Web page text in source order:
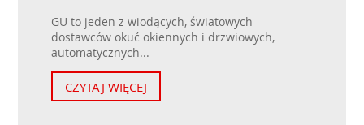
GU to jeden z wiodących, światowych
dostawców okuć okiennych i drzwiowych,
automatycznych...
CZYTAJ WIĘCEJ